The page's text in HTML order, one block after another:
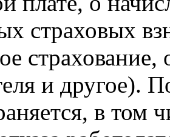
страховых
и другое).
в том